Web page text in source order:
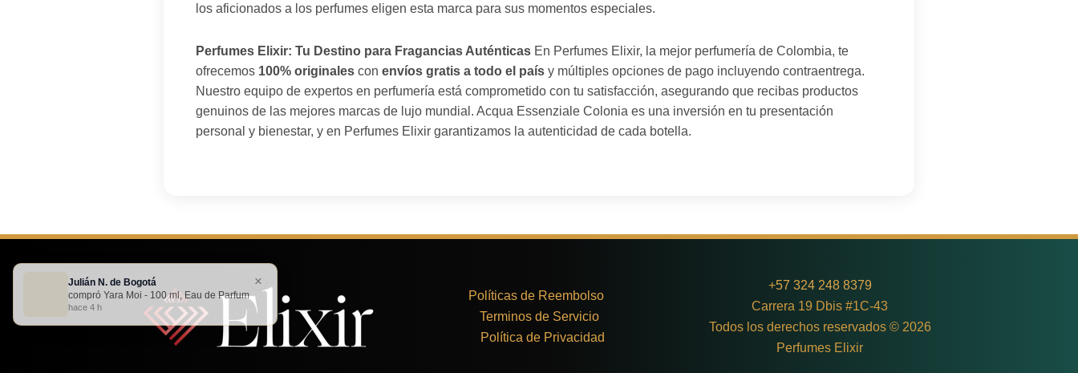
los aficionados a los perfumes eligen esta marca para sus momentos especiales.
Perfumes Elixir: Tu Destino para Fragancias Auténticas En Perfumes Elixir, la mejor perfumería de Colombia, te
ofrecemos 100% originales con envíos gratis a todo el país y múltiples opciones de pago incluyendo contraentrega.
Nuestro equipo de expertos en perfumería está comprometido con tu satisfacción, asegurando que recibas productos
genuinos de las mejores marcas de lujo mundial. Acqua Essenziale Colonia es una inversión en tu presentación
personal y bienestar, y en Perfumes Elixir garantizamos la autenticidad de cada botella.
Políticas de Reembolso
Terminos de Servicio
Política de Privacidad
+57 324 248 8379
Carrera 19 Dbis #1C-43
Todos los derechos reservados © 2026
Perfumes Elixir
Julián N. de Bogotá
compró Yara Moi - 100 ml, Eau de Parfum
hace 4 h
×